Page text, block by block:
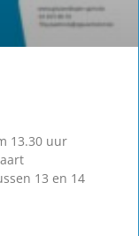
13.30 uur
13 en 14